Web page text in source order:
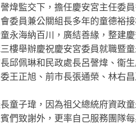
煒監交下，擔任慶安宮主任委
委員兼公關組長多年的童德裕
永海納百川，廣結善緣，整建
樓舉辦慶祝慶安宮委員就職暨
邱佩琳和民政處長呂謦煒、衞
王正旭、前市長張通榮、林右
童子瑋，因為祖父總統府資政
們致謝外，更率自己服務團隊每